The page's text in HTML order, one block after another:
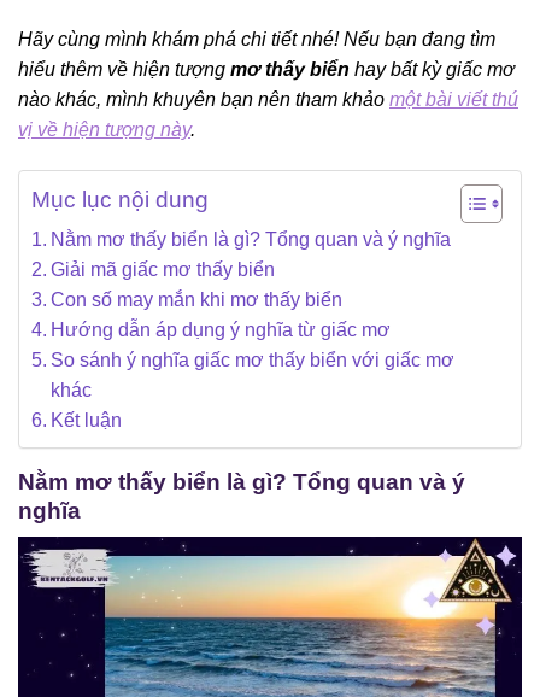
Hãy cùng mình khám phá chi tiết nhé! Nếu bạn đang tìm
hiểu thêm về hiện tượng mơ thấy biển hay bất kỳ giấc mơ
nào khác, mình khuyên bạn nên tham khảo một bài viết thú
vị về hiện tượng này.
Mục lục nội dung
Nằm mơ thấy biển là gì? Tổng quan và ý nghĩa
Giải mã giấc mơ thấy biển
Con số may mắn khi mơ thấy biển
Hướng dẫn áp dụng ý nghĩa từ giấc mơ
So sánh ý nghĩa giấc mơ thấy biển với giấc mơ
khác
Kết luận
Nằm mơ thấy biển là gì? Tổng quan và ý
nghĩa